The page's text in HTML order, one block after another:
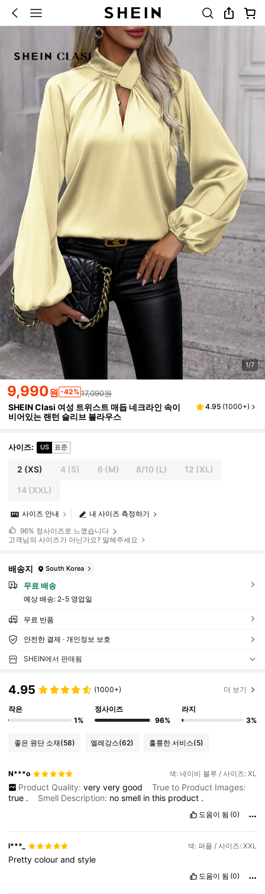
1/7
9,990원 -42% 17,090원
SHEIN Clasi 여성 트위스트 매듭 네크라인 속이
비어있는 랜턴 슬리브 블라우스
4.95 (1000+)
사이즈: US 표준
2 (XS) 4(S) 6 (M) 8/10 (L) 12 (XL)
14(XXL)
내 사이즈 측정하기
사이즈 안내
96% 정사이즈로 느꼈습니다
고객님의 사이즈가 아닌가요? 말해주세요
배송지 South Korea
무료 배송
예상 배송: 2-5 영업일
무료 반품
안전한 결제 · 개인정보 보호
SHEIN에서 판매됨
4.95 (1000+) 더 보기
작은
1%
정사이즈
96%
라지
3%
좋은 원단 소재(58) 엘레강스(62) 훌륭한 서비스(5)
N***o 색: 네이비 블루 / 사이즈: XL
Product Quality: very very good
True to Product Images:
true . Smell Description: nosmell inthis product .
도움이 됨 (0)
l***_ 색: 퍼플 / 사이즈: XXL
Prettycolourandstyle
도움이 됨 (0)